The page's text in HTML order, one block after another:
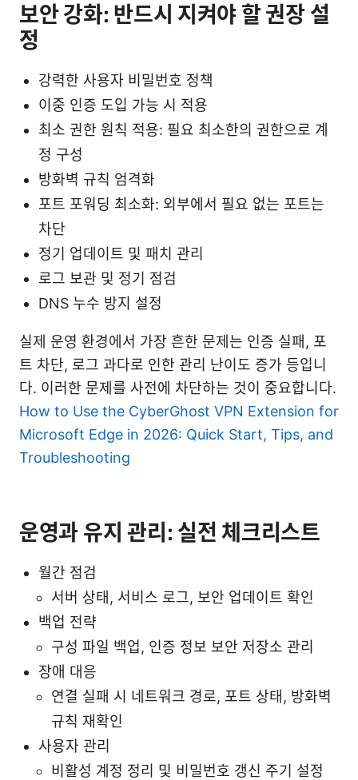
보안 강화: 반드시 지켜야 할 권장 설
정
강력한 사용자 비밀번호 정책
이중 인증 도입 가능 시 적용
최소 권한 원칙 적용: 필요 최소한의 권한으로 계
정 구성
방화벽 규칙 엄격화
포트 포워딩 최소화: 외부에서 필요 없는 포트는
차단
정기 업데이트 및 패치 관리
로그 보관 및 정기 점검
DNS 누수 방지 설정
실제 운영 환경에서 가장 흔한 문제는 인증 실패, 포
트 차단, 로그 과다로 인한 관리 난이도 증가 등입니
다. 이러한 문제를 사전에 차단하는 것이 중요합니다.
How to Use the CyberGhost VPN Extension for
Microsoft Edge in 2026: Quick Start, Tips, and
Troubleshooting
운영과 유지 관리: 실전 체크리스트
월간 점검
서버 상태, 서비스 로그, 보안 업데이트 확인
백업 전략
구성 파일 백업, 인증 정보 보안 저장소 관리
장애 대응
연결 실패 시 네트워크 경로, 포트 상태, 방화벽
규칙 재확인
사용자 관리
비활성 계정 정리 및 비밀번호 갱신 주기 설정